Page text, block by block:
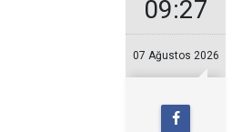
09:27
07 Ağustos 2026